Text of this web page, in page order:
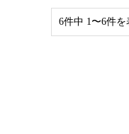
6件中 1〜6件を